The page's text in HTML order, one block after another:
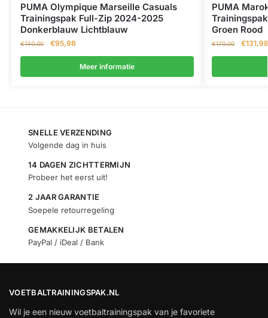
PUMA Olympique Marseille Casuals
Trainingspak Full-Zip 2024-2025
Donkerblauw Lichtblauw
€140,00 €95,98
Meer informatie
PUMA
Groen Rood
€170,00 €131,98
SNELLE VERZENDING
Volgende dag in huis
14 DAGEN ZICHTTERMIJN
Probeer het eerst uit!
2 JAAR GARANTIE
Soepele retourregeling
GEMAKKELIJK BETALEN
PayPal / iDeal / Bank
VOETBALTRAININGSPAK.NL
Wil je een nieuw voetbaltrainingspak van je favoriete